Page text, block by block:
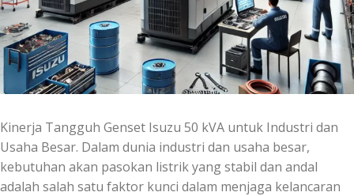
Kinerja Tangguh Genset Isuzu 50 kVA untuk Industri dan
Usaha Besar. Dalam dunia industri dan usaha besar,
kebutuhan akan pasokan listrik yang stabil dan andal
adalah salah satu faktor kunci dalam menjaga kelancaran